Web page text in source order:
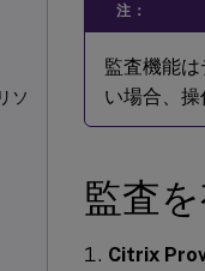
ソ
注：
監査機能
い場合、操
監査
Citrix